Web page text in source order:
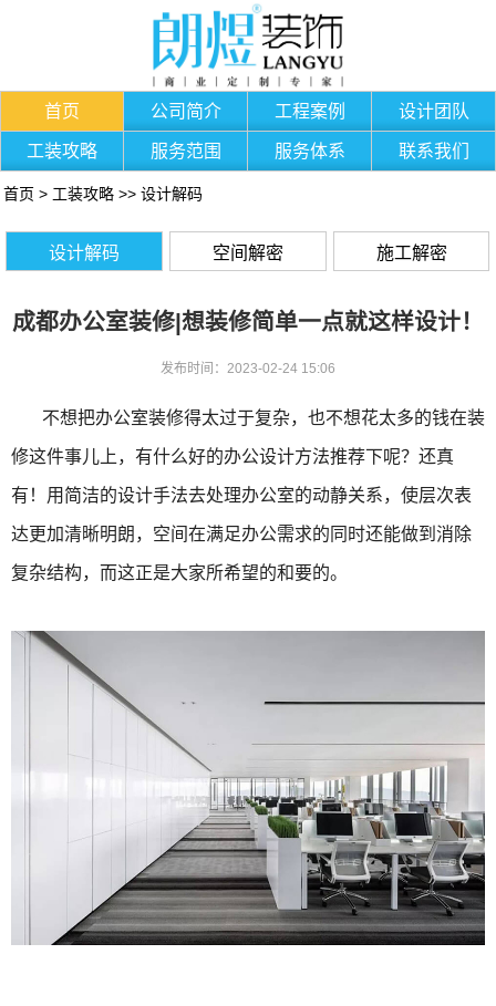
首页 公司简介 工程案例 设计团队
工装攻略 服务范围 服务体系 联系我们
首页 > 工装攻略 >> 设计解码
设计解码 空间解密 施工解密
成都办公室装修|想装修简单一点就这样设计！
发布时间：2023-02-24 15:06
不想把办公室装修得太过于复杂，也不想花太多的钱在装
修这件事儿上，有什么好的办公设计方法推荐下呢？还真
有！用简洁的设计手法去处理办公室的动静关系，使层次表
达更加清晰明朗，空间在满足办公需求的同时还能做到消除
复杂结构，而这正是大家所希望的和要的。